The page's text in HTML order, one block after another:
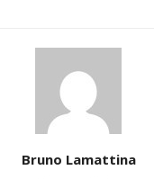
Bruno Lamattina